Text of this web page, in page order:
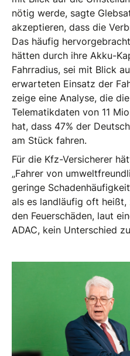
nötig werde, sagte
akzeptieren, dass die
Das häufig
hätten durch ihre Akku-
Fahrradius, sei mit Blick
erwarteten Einsatz der
zeige eine Analyse, die
Telematikdaten von 11
hat, dass 47% der
am Stück fahren.
Für die Kfz-Versicherer
„Fahrer von
geringe
als es landläufig oft
den Feuerschäden, laut
ADAC, kein Unterschied